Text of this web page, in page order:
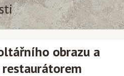
obrazu a